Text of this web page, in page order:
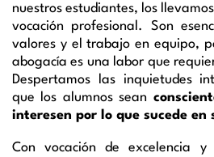
nuestros estudiantes, los
vocación profesional. Son
valores y el trabajo en equipo,
abogacía es una labor que
Despertamos las inquietudes
que los alumnos sean
interesen por lo que sucede en
Con vocación de excelencia y